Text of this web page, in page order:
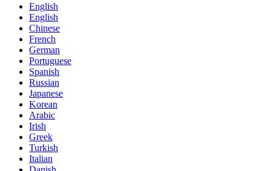
English
English
Chinese
French
German
Portuguese
Spanish
Russian
Japanese
Korean
Arabic
Irish
Greek
Turkish
Italian